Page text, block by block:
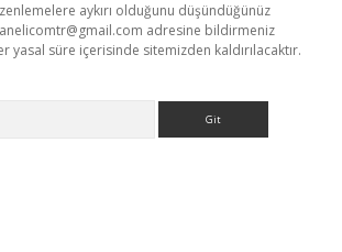
aykırı olduğunu düşündüğünüz
adresine bildirmeniz
yasal süre içerisinde sitemizden kaldırılacaktır.